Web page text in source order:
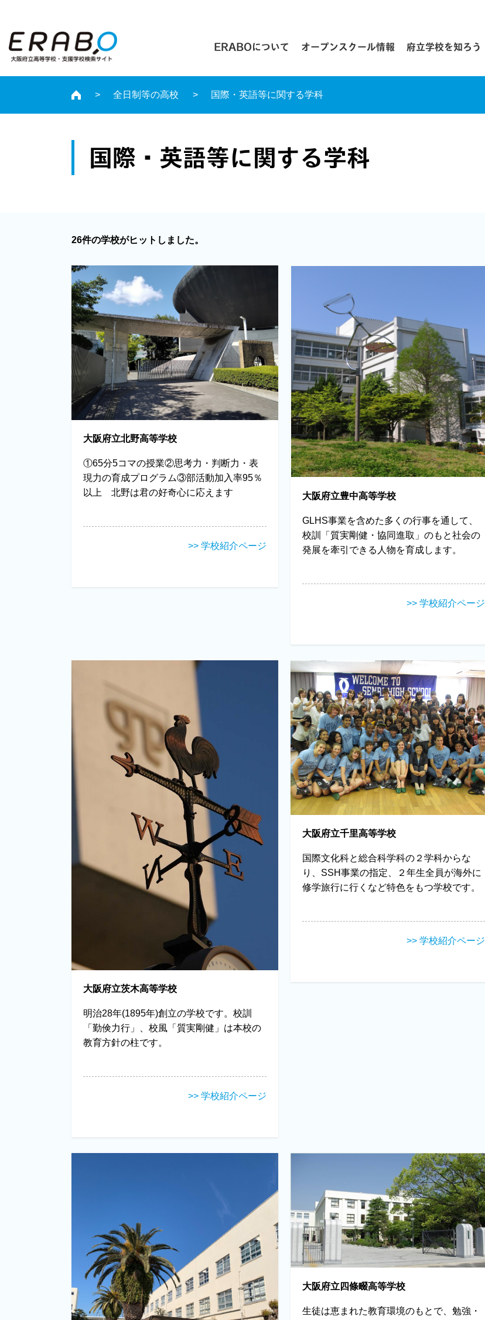
ERABOについて オープンスクール情報 府立学校を知ろう
全日制等の高校 国際・英語等に関する学科
国際・英語等に関する学科
26件の学校がヒットしました。
大阪府立北野高等学校
①65分5コマの授業②思考力・判断力・表
現力の育成プログラム③部活動加入率95％
以上 北野は君の好奇心に応えます
>> 学校紹介ページ
大阪府立豊中高等学校
GLHS事業を含めた多くの行事を通して、
校訓「質実剛健・協同進取」のもと社会の
発展を牽引できる人物を育成します。
>> 学校紹介ページ
大阪府立茨木高等学校
明治28年(1895年)創立の学校です。校訓
「勤倹力行」、校風「質実剛健」は本校の
教育方針の柱です。
>> 学校紹介ページ
大阪府立千里高等学校
国際文化科と総合科学科の２学科からな
り、SSH事業の指定、２年生全員が海外に
修学旅行に行くなど特色をもつ学校です。
>> 学校紹介ページ
大阪府立四條畷高等学校
生徒は恵まれた教育環境のもとで、勉強・